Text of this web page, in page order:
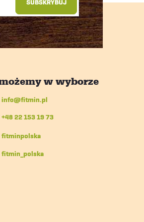
SUBSKRYBUJ
info@fitmin.pl
+48 22 153 19 73
fitmin_polska